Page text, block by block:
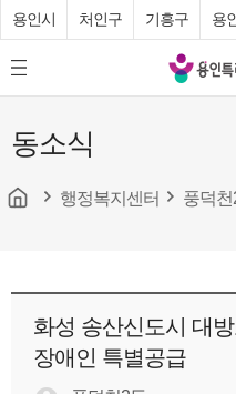
용인시 처인구 기흥구 용
모
바
메
뉴
튼
용
인
수
청
동소식
행정복지센터 풍덕
화성 송산신도시 대
장애인 특별공급